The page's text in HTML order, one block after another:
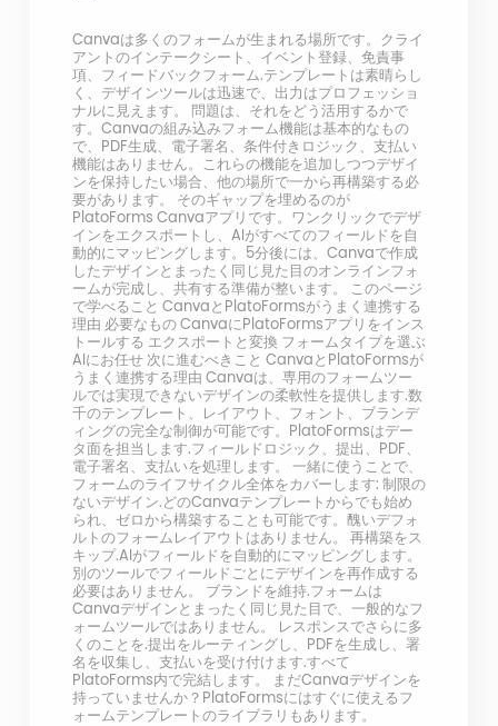
Canvaは多くのフォームが生まれる場所です。クライ
アントのインテークシート、イベント登録、免責事
項、フィードバックフォーム.テンプレートは素晴らし
く、デザインツールは迅速で、出力はプロフェッショ
ナルに見えます。 問題は、それをどう活用するかで
す。Canvaの組み込みフォーム機能は基本的なもの
で、PDF生成、電子署名、条件付きロジック、支払い
機能はありません。これらの機能を追加しつつデザイ
ンを保持したい場合、他の場所で一から再構築する必
要があります。 そのギャップを埋めるのが
PlatoForms Canvaアプリです。ワンクリックでデザ
インをエクスポートし、AIがすべてのフィールドを自
動的にマッピングします。5分後には、Canvaで作成
したデザインとまったく同じ見た目のオンラインフォ
ームが完成し、共有する準備が整います。 このページ
で学べること CanvaとPlatoFormsがうまく連携する
理由 必要なもの CanvaにPlatoFormsアプリをインス
トールする エクスポートと変換 フォームタイプを選ぶ
AIにお任せ 次に進むべきこと CanvaとPlatoFormsが
うまく連携する理由 Canvaは、専用のフォームツー
ルでは実現できないデザインの柔軟性を提供します.数
千のテンプレート、レイアウト、フォント、ブランデ
ィングの完全な制御が可能です。PlatoFormsはデー
タ面を担当します.フィールドロジック、提出、PDF、
電子署名、支払いを処理します。 一緒に使うことで、
フォームのライフサイクル全体をカバーします: 制限の
ないデザイン.どのCanvaテンプレートからでも始め
られ、ゼロから構築することも可能です。醜いデフォ
ルトのフォームレイアウトはありません。 再構築をス
キップ.AIがフィールドを自動的にマッピングします。
別のツールでフィールドごとにデザインを再作成する
必要はありません。 ブランドを維持.フォームは
Canvaデザインとまったく同じ見た目で、一般的なフ
ォームツールではありません。 レスポンスでさらに多
くのことを.提出をルーティングし、PDFを生成し、署
名を収集し、支払いを受け付けます.すべて
PlatoForms内で完結します。 まだCanvaデザインを
持っていませんか？PlatoFormsにはすぐに使えるフ
ォームテンプレートのライブラリもあります。